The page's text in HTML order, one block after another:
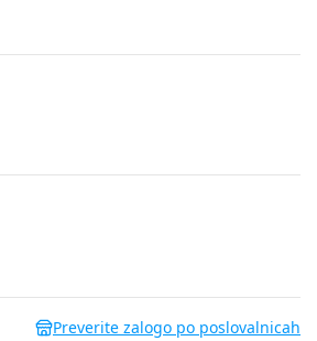
Preverite zalogo po poslovalnicah